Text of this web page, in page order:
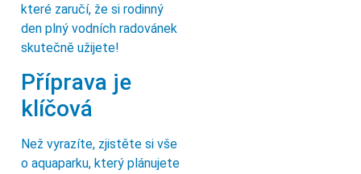
které zaručí, že si rodinný
den plný vodních radovánek
skutečně užijete!
Příprava je
klíčová
Než vyrazíte, zjistěte si vše
o aquaparku, který plánujete